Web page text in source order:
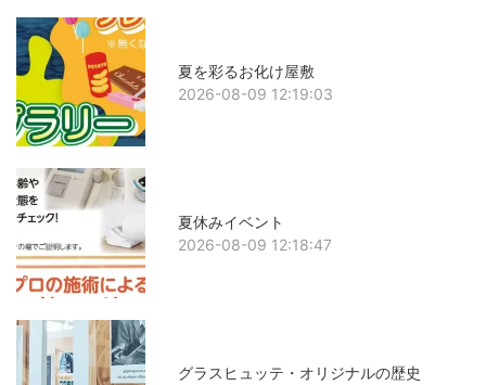
夏を彩るお化け屋敷
2026-08-09 12:19:03
夏休みイベント
2026-08-09 12:18:47
グラスヒュッテ・オリジナルの歴史